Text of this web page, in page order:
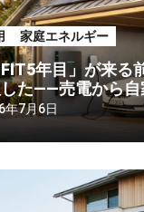
家庭エネルギー
年目」が来る
た——売電から自
年7月6日